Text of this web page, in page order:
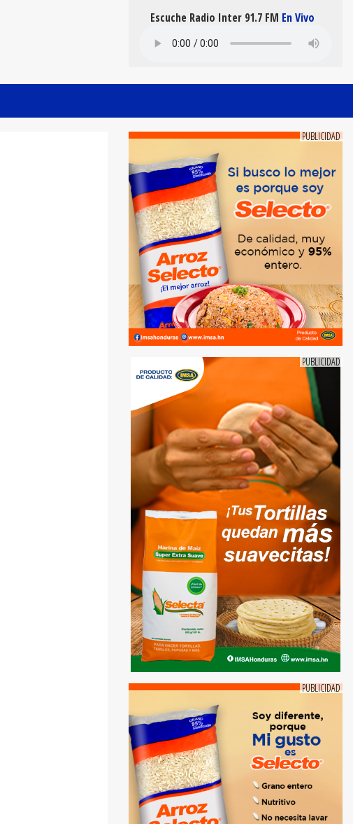
Escuche Radio Inter 91.7 FM En Vivo